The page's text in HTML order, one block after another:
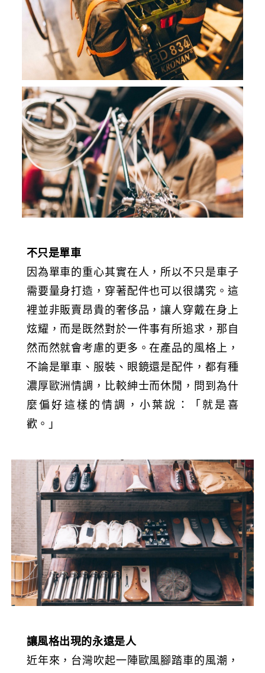
不只是單車
因為單車的重心其實在人，所以不只是車子
需要量身打造，穿著配件也可以很講究。這
裡並非販賣昂貴的奢侈品，讓人穿戴在身上
炫耀，而是既然對於一件事有所追求，那自
然而然就會考慮的更多。在產品的風格上，
不論是單車、服裝、眼鏡還是配件，都有種
濃厚歐洲情調，比較紳士而休閒，問到為什
麼偏好這樣的情調，小葉說：「就是喜
歡。」
讓風格出現的永遠是人
近年來，台灣吹起一陣歐風腳踏車的風潮，